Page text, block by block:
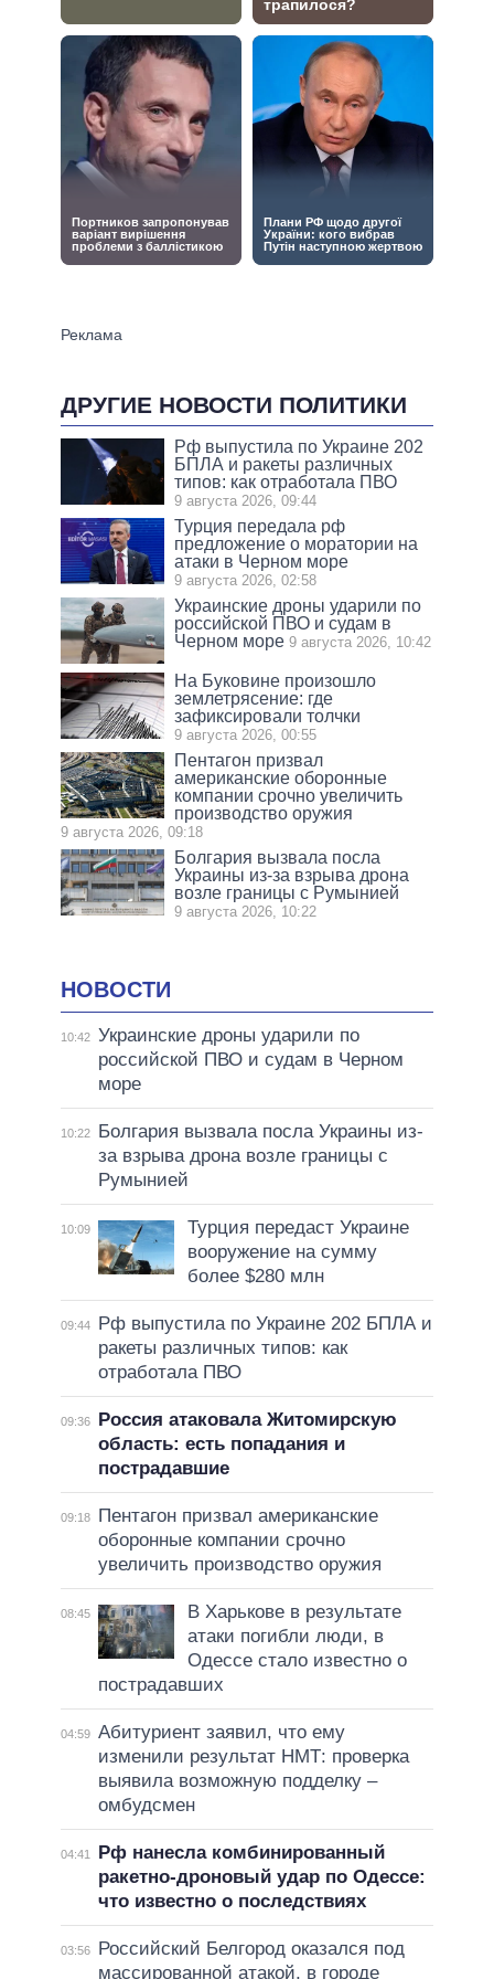
ДРУГИЕ НОВОСТИ ПОЛИТИКИ
Рф выпустила по Украине 202
БПЛА и ракеты различных
типов: как отработала ПВО
9 августа 2026, 09:44
Турция передала рф
предложение о моратории на
атаки в Черном море
9 августа 2026, 02:58
Украинские дроны ударили по
российской ПВО и судам в
Черном море 9 августа 2026, 10:42
На Буковине произошло
землетрясение: где
зафиксировали толчки
9 августа 2026, 00:55
Пентагон призвал
американские оборонные
компании срочно увеличить
производство оружия
9 августа 2026, 09:18
Болгария вызвала посла
Украины из-за взрыва дрона
возле границы с Румынией
9 августа 2026, 10:22
НОВОСТИ
10:42 Украинские дроны ударили по
российской ПВО и судам в Черном
море
10:22
Болгария вызвала посла Украины из-
за взрыва дрона возле границы с
Румынией
10:09
Турция передаст Украине
вооружение на сумму
более $280 млн
09:44
Рф выпустила по Украине 202 БПЛА и
ракеты различных типов: как
отработала ПВО
09:36
Россия атаковала Житомирскую
область: есть попадания и
пострадавшие
09:18
Пентагон призвал американские
оборонные компании срочно
увеличить производство оружия
08:45
В Харькове в результате
атаки погибли люди, в
Одессе стало известно о
пострадавших
04:59 Абитуриент заявил, что ему
изменили результат НМТ: проверка
выявила возможную подделку –
омбудсмен
04:41
Рф нанесла комбинированный
ракетно-дроновый удар по Одессе:
что известно о последствиях
03:56
Российский Белгород оказался под
массированной атакой, в городе